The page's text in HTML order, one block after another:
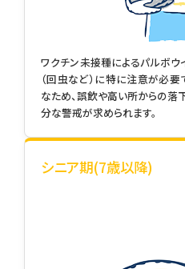
ワクチン未接種によるパルボウ
（回虫など）に特に注意が必要
なため、誤飲や高い所からの
分な警戒が求められます。
シニア期(7歳以降)